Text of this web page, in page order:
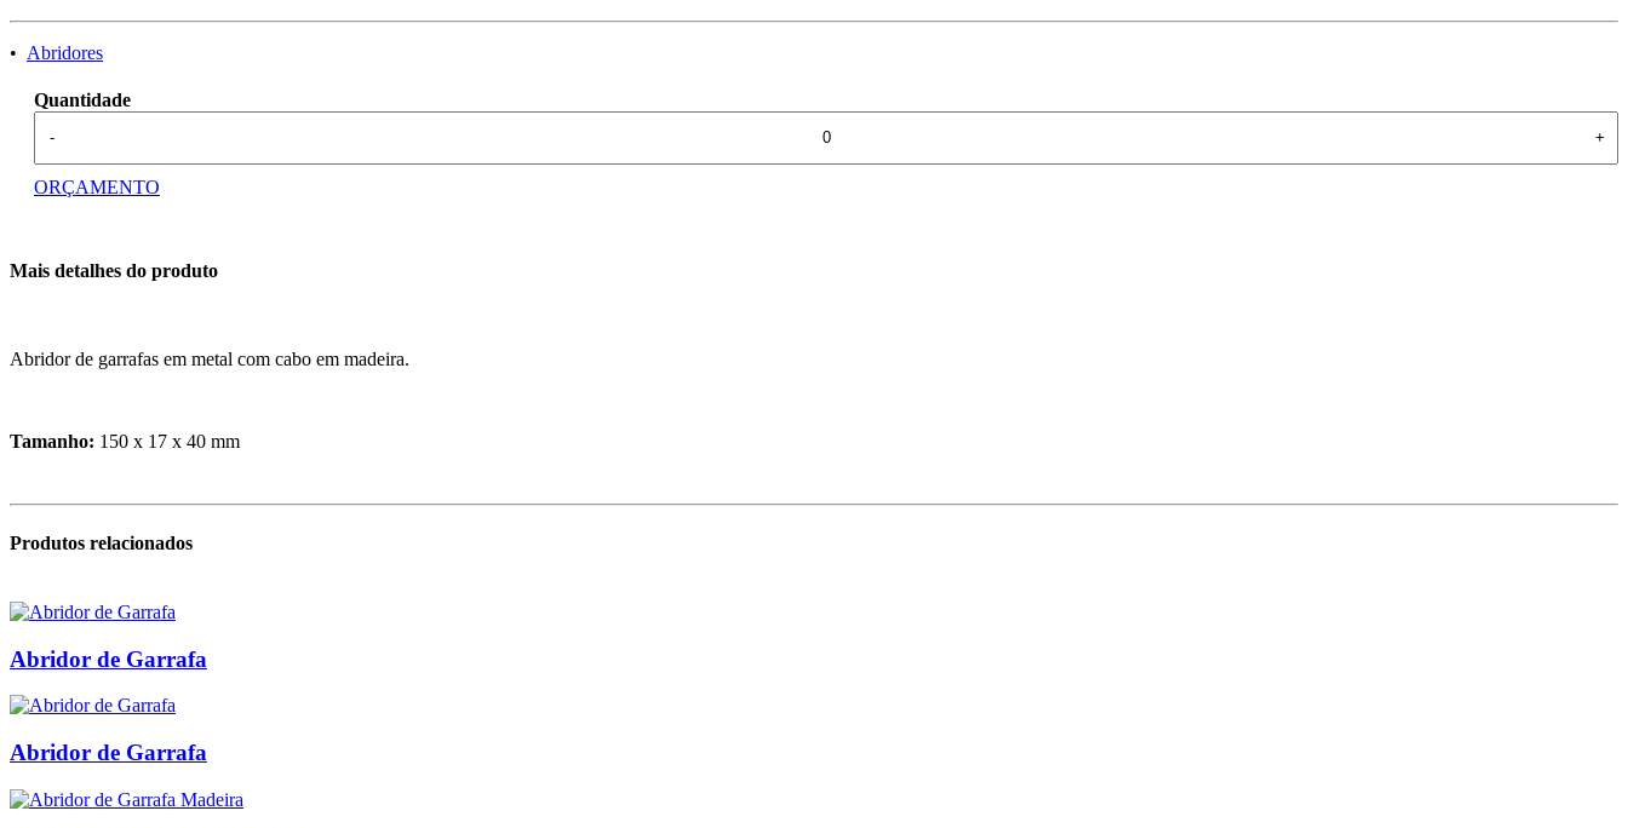
• Abridores
Quantidade
- +
ORÇAMENTO
Mais detalhes do produto
Abridor de garrafas em metal com cabo em madeira.
Tamanho: 150 x 17 x 40 mm
Produtos relacionados
Abridor de Garrafa
Abridor de Garrafa